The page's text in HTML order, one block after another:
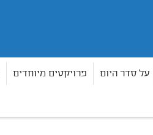
על סדר היום פרויקטים מיוחדים